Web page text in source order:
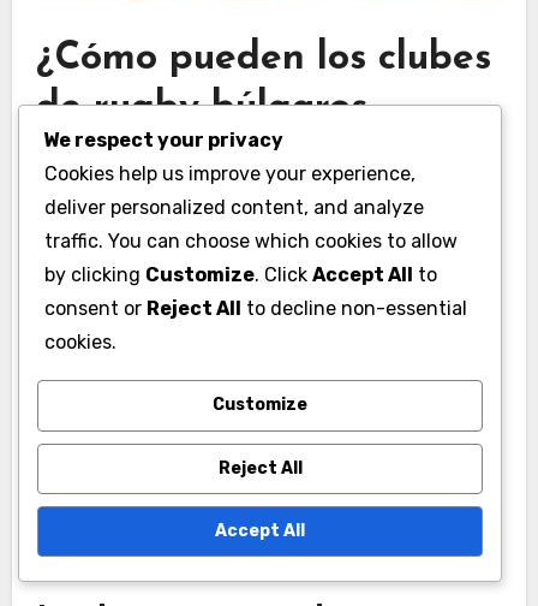
¿Cómo pueden los clubes
de rugby búlgaros
mejorar sus métricas de
rendimiento?
sus métricas de rendimiento adoptando
programas de entrenamiento estructurados,
refinando las estrategias de reclutamiento y
desarrollo. Estos enfoques ayudan a los clubes a
identificar fortalezas y debilidades, optimizar el
rendimiento de los jugadores y construir un
equipo más competitivo.
We respect your privacy
Cookies help us improve your experience,
deliver personalized content, and analyze
traffic. You can choose which cookies to allow
by clicking Customize. Click Accept All to
consent or Reject All to decline non-essential
cookies.
Customize
Reject All
Accept All